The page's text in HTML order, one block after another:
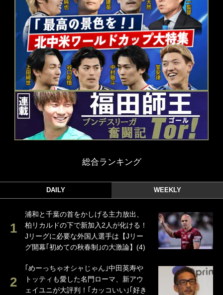
総合ランキング
DAILY WEEKLY
浦和と千葉の首をかしげる主力放出、
柏リカルドの下で新加入2人が化ける！
Jリーグに必要な外国人選手は【Jリー
グ開幕｢初めての秋春制｣の大激論】(4)
｢めーっちゃオシャじゃん｣中田英寿や
トッティも愛した名門ローマ、新アウ
ェイユニが大評判！｢カッコいい｣｢好き